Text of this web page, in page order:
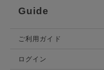
Guide
ご利用ガイド
ログイン